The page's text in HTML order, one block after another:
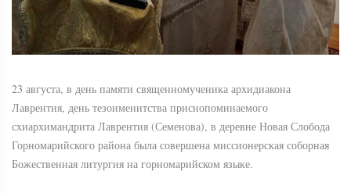
23 августа, в день памяти священномученика архидиакона
Лаврентия, день тезоименитства приснопоминаемого
схиархимандрита Лаврентия (Семенова), в деревне Новая Слобода
Горномарийского района была совершена миссионерская соборная
Божественная литургия на горномарийском языке.